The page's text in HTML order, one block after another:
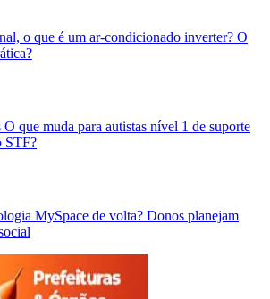
o que é um ar-condicionado inverter? O
O que muda para autistas nível 1 de suporte
STF?
MySpace de volta? Donos planejam